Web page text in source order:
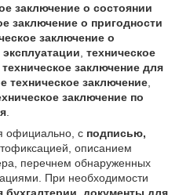
заключение о состоянии
заключение о пригодности
заключение о
техническое
техническое заключение для
техническое заключение
заключение по
официально, с подписью,
описанием
перечнем обнаруженных
При необходимости
бухгалтерии документы для